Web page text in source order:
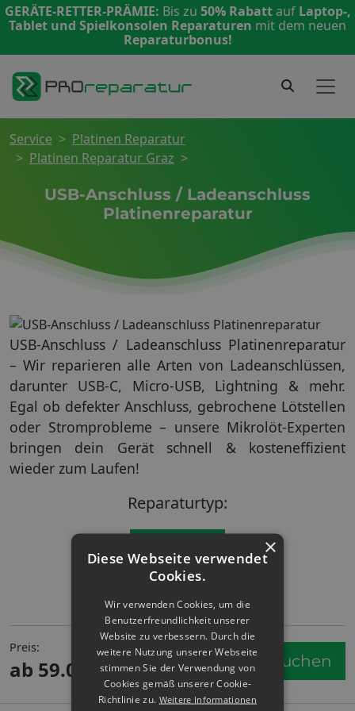
GERÄTE-RETTER-PRÄMIE: Bis zu 50% Rabattauf Laptop-,
Tablet und Spielkonsolen Reparaturen mit dem neuen
Reparaturbonus!
Service
Platinen Reparatur
Platinen Reparatur Graz
USB-Anschluss / Ladeanschluss
Platinenreparatur
USB-Anschluss / Ladeanschluss Platinenreparatur
– Wir reparieren alle Arten von Ladeanschlüssen,
darunter USB-C, Micro-USB, Lightning & mehr.
Egal ob defekter Anschluss, gebrochene Lötstellen
oder Stromprobleme – unsere Mikrolöt-Experten
bringen dein Gerät schnell & kosteneffizient
wieder zum Laufen!
Reparaturtyp:
Preis:
ab 59.00 € Service buchen
×
Diese Webseite verwendet
Cookies.
Wir verwenden Cookies, um die
Benutzerfreundlichkeit unserer
Website zu verbessern. Durch die
weitere Nutzung unserer Webseite
stimmen Sie der Verwendung von
Cookies gemäß unserer Cookie-
Richtlinie zu. Weitere Informationen